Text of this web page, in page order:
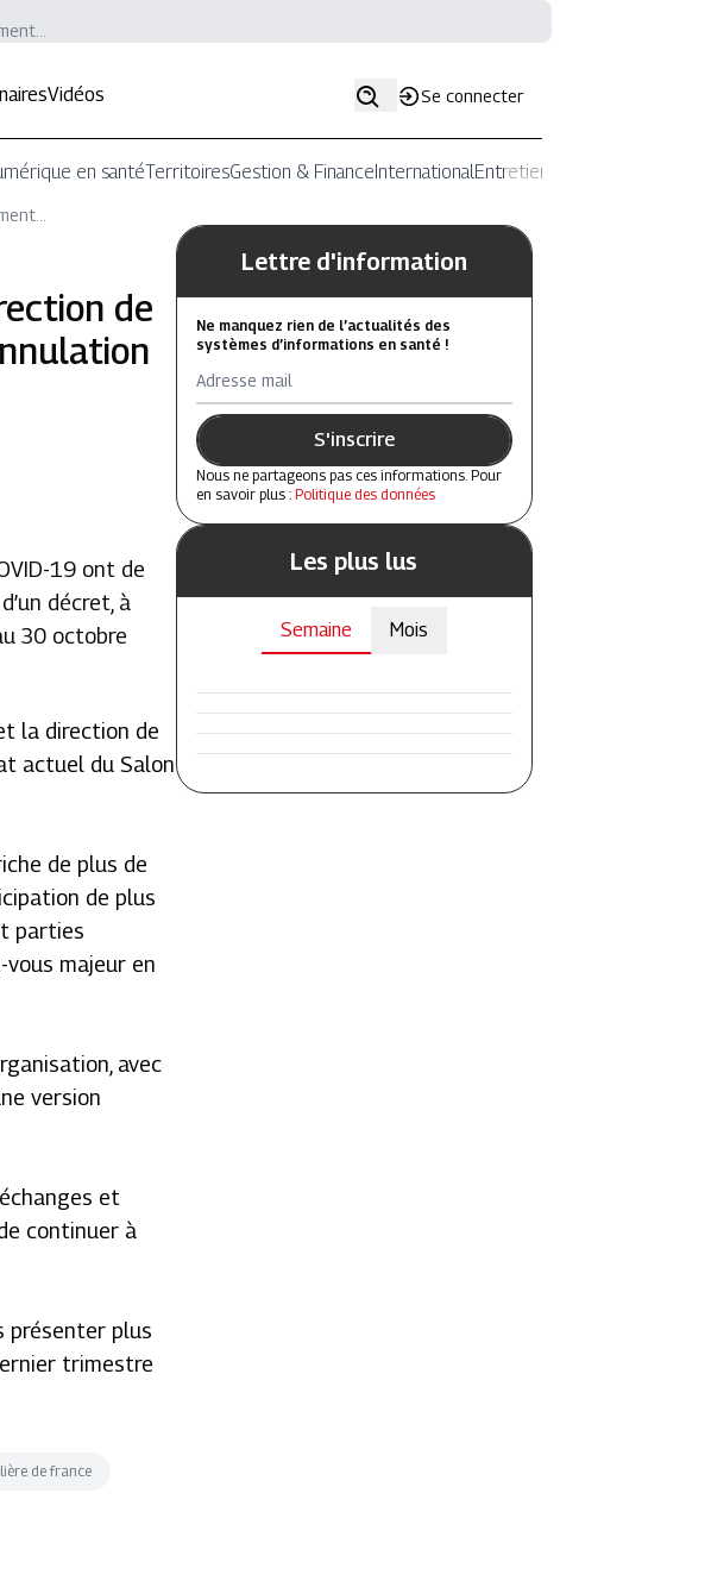
Vidéos Se connecter
en santéTerritoiresGestion & FinanceInternationalEntretiens
de
19 ont de
décret, à
30 octobre
la direction de
actuel du Salon
de plus de
de plus
parties
vous majeur en
avec
version
et
continuer à
présenter plus
trimestre
de france
Lettre d'information
Ne manquez rien de l’actualités des
systèmes d’informations en santé !
Adresse mail
S'inscrire
Nous ne partageons pas ces informations. Pour
en savoir plus : Politique des données
Les plus lus
Semaine Mois